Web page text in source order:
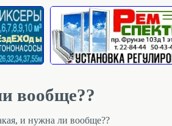
вообще??
и нужна ли вообще??